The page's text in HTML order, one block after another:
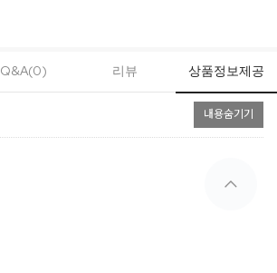
Q&A(0) 리뷰 상품정보제공
내용숨기기